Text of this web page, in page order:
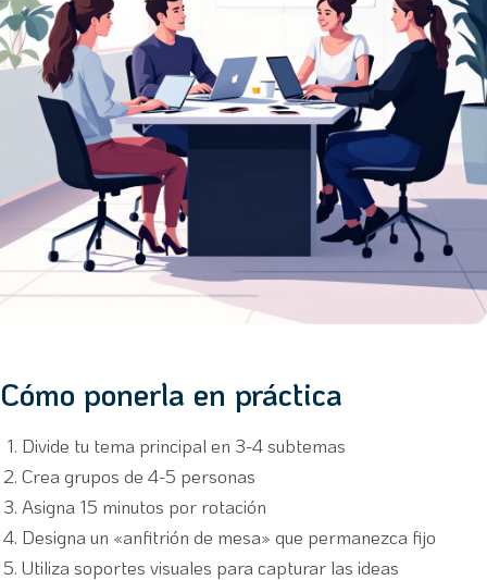
Cómo ponerla en práctica
Divide tu tema principal en 3-4 subtemas
Crea grupos de 4-5 personas
Asigna 15 minutos por rotación
Designa un «anfitrión de mesa» que permanezca fijo
Utiliza soportes visuales para capturar las ideas